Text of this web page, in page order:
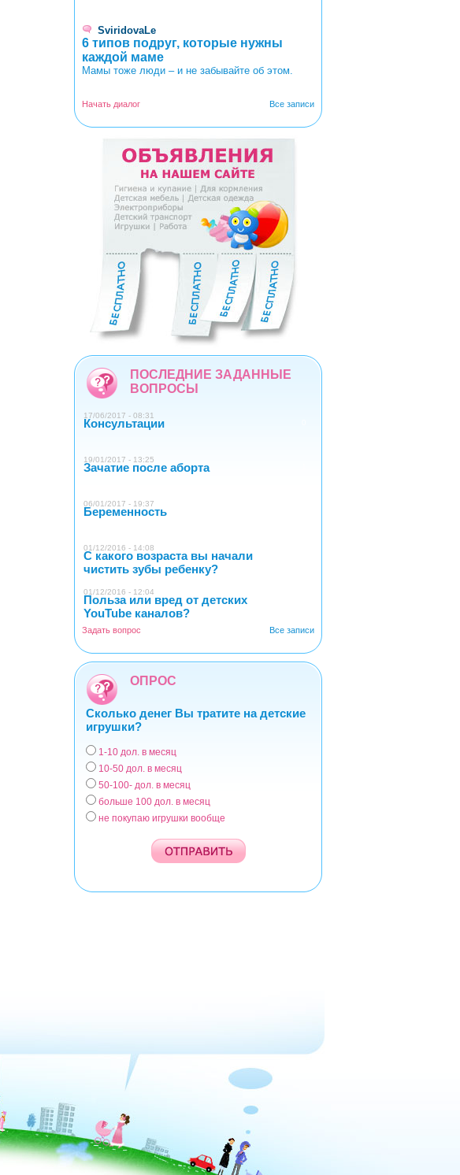
SviridovaLe
6 типов подруг, которые нужны
каждой маме
Мамы тоже люди – и не забывайте об этом.
Все записи
Начать диалог
0123456789
ПОСЛЕДНИЕ ЗАДАННЫЕ
ВОПРОСЫ
17/06/2017 - 08:31
Консультации
19/01/2017 - 13:25
Зачатие после аборта
06/01/2017 - 19:37
Беременность
01/12/2016 - 14:08
С какого возраста вы начали
чистить зубы ребенку?
01/12/2016 - 12:04
Польза или вред от детских
YouTube каналов?
Все записи
Задать вопрос
ОПРОС
Сколько денег Вы тратите на детские
игрушки?
Варианты
1-10 дол. в месяц
10-50 дол. в месяц
50-100- дол. в месяц
больше 100 дол. в месяц
не покупаю игрушки вообще